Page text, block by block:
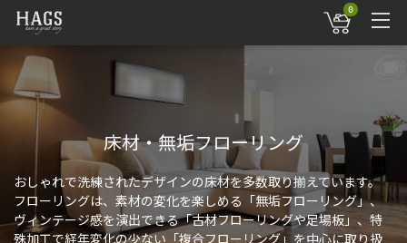
0
床材・無垢フローリング
おしゃれで洗練されたデザインの床材を多数取り揃えています。
フローリングは、素材の変化を楽しめる「無垢フローリング」、
ヴィンテージ感を演出できる「古材フローリングや足場板」、特
殊加工で経年変化の少ない「複合フローリング」を中心に取り扱